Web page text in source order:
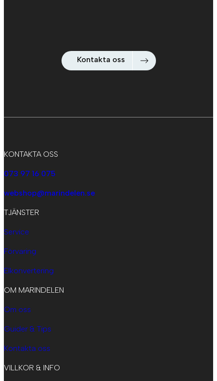
Kontakta oss
KONTAKTA OSS
073 97 16 075
webshop@marindelen.se
TJÄNSTER
Service
Förvaring
Elkonvertering
OM MARINDELEN
Om oss
Guider & Tips
Kontakta oss
VILLKOR & INFO